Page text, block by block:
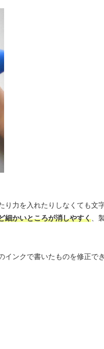
り力を入れたりしなくても文
細かいところが消しやすく 、
ンクで書いたものを修正で